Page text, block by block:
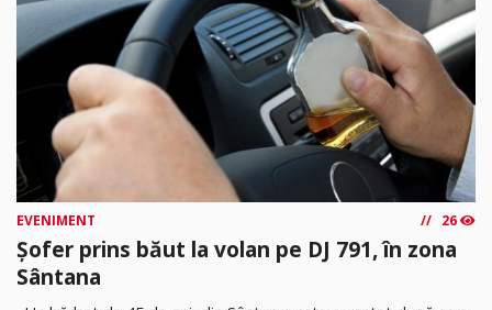
EVENIMENT 26
Șofer prins băut la volan pe DJ 791, în zona
Sântana